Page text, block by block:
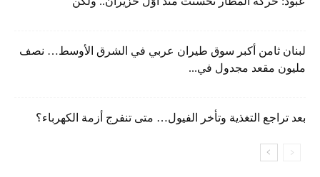
لبنان ثامن أكبر سوق طيران عربي في الشرق الأوسط… نصف
مليون مقعد مجدول في...
بعد تراجع التغذية وتأخر الفيول… متى تنفرج أزمة الكهرباء؟